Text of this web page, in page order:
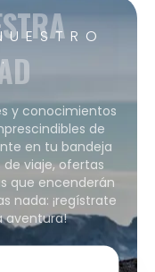
y conocimientos
de
en tu bandeja
viaje, ofertas
que encenderán
nada: ¡regístrate
aventura!